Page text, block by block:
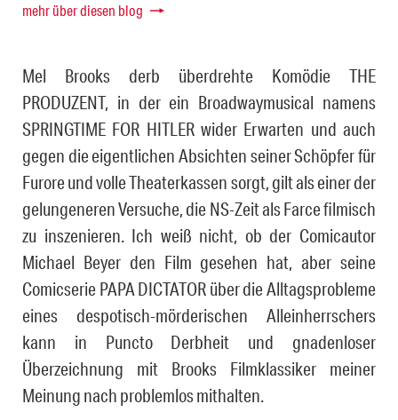
mehr über diesen blog
Mel Brooks derb überdrehte Komödie THE
PRODUZENT, in der ein Broadwaymusical namens
SPRINGTIME FOR HITLER wider Erwarten und auch
gegen die eigentlichen Absichten seiner Schöpfer für
Furore und volle Theaterkassen sorgt, gilt als einer der
gelungeneren Versuche, die NS-Zeit als Farce filmisch
zu inszenieren. Ich weiß nicht, ob der Comicautor
Michael Beyer den Film gesehen hat, aber seine
Comicserie PAPA DICTATOR über die Alltagsprobleme
eines despotisch-mörderischen Alleinherrschers
kann in Puncto Derbheit und gnadenloser
Überzeichnung mit Brooks Filmklassiker meiner
Meinung nach problemlos mithalten.